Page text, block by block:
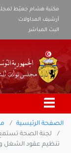
مكتبة هشام جعيّط
أرشيف المداولات
البث المباشر
الصفحة الرئيسية
لجنة الصحة
تنظيم عقود الشغل